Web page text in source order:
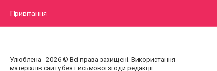
Привітання
Улюблена - 2026 © Всі права захищені. Використання
матеріалів сайту без письмової згоди редакції